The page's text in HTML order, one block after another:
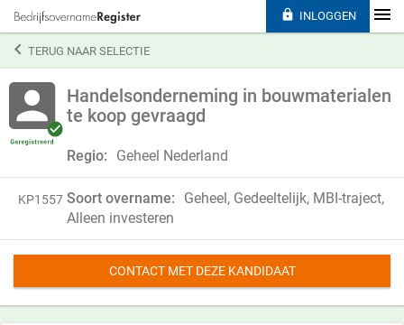
TERUG NAAR SELECTIE
Handelsonderneming in bouwmaterialen
te koop gevraagd
Regio: Geheel Nederland
KP1557 Soort overname:
Geheel, Gedeeltelijk, MBI-traject,
Alleen investeren
CONTACT MET DEZE KANDIDAAT
 INLOGGEN